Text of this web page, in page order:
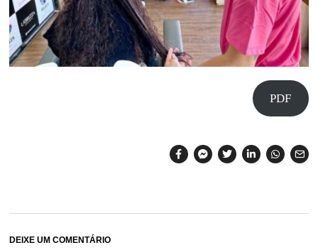
PDF
DEIXE UM COMENTÁRIO